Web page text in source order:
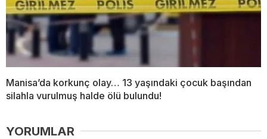
Manisa’da korkunç olay… 13 yaşındaki çocuk başından
silahla vurulmuş halde ölü bulundu!
YORUMLAR